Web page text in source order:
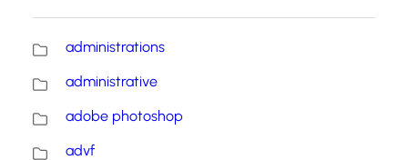
administrations
administrative
adobe photoshop
advf